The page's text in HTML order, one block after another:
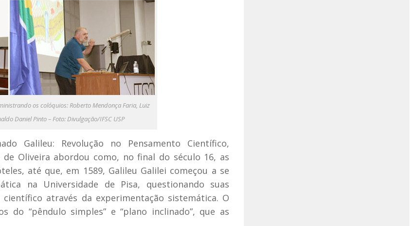
os colóquios: Roberto Mendonça Faria, Luiz
Daniel Pinto – Foto: Divulgação/IFSC USP
Galileu: Revolução no Pensamento Científico,
Oliveira abordou como, no final do século 16, as
até que, em 1589, Galileu Galilei começou a se
na Universidade de Pisa, questionando suas
através da experimentação sistemática. O
do “pêndulo simples” e “plano inclinado”, que as